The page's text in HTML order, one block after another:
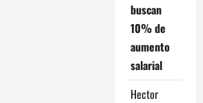
buscan
10% de
aumento
salarial
Hector